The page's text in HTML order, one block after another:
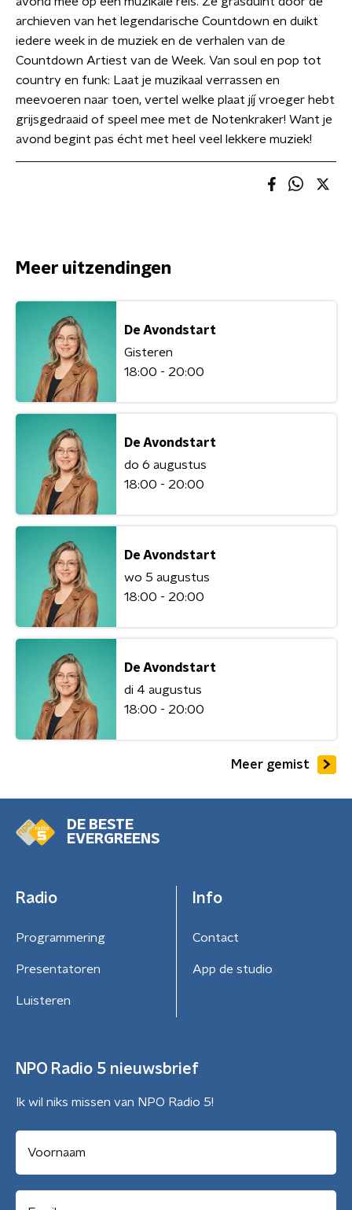
archieven van het legendarische Countdown en duikt
iedere week in de muziek en de verhalen van de
Countdown Artiest van de Week. Van soul en pop tot
country en funk: Laat je muzikaal verrassen en
meevoeren naar toen, vertel welke plaat jíj vroeger hebt
grijsgedraaid of speel mee met de Notenkraker! Want je
avond begint pas écht met heel veel lekkere muziek!
Meer uitzendingen
De Avondstart
Gisteren
18:00 - 20:00
De Avondstart
do 6 augustus
18:00 - 20:00
De Avondstart
wo 5 augustus
18:00 - 20:00
De Avondstart
di 4 augustus
18:00 - 20:00
Meer gemist
DE BESTE
EVERGREENS
Radio
Programmering
Presentatoren
Luisteren
Info
Contact
App de studio
NPO Radio 5 nieuwsbrief
Ik wil niks missen van NPO Radio 5!